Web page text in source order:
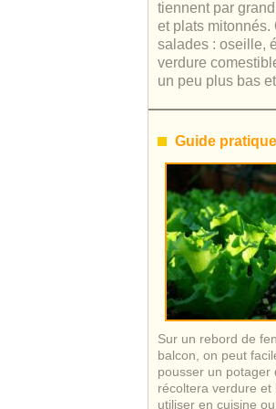
tiennent par
et plats mitonnés.
salades : oseille,
verdure
un peu plus bas
Guide
Sur un rebord de
balcon, on peut
pousser un potager
récoltera verdure
utiliser en cuisine